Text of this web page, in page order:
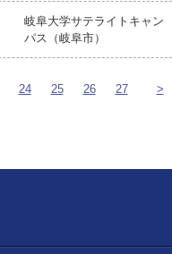
岐阜大学サテライトキャン
パス（岐阜市）
24 25 26 27 >